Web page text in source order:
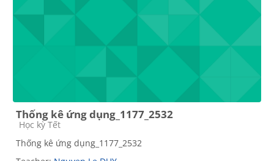
Thống kê ứng dụng_1177_2532
Course category
Học kỳ Tết
Thống kê ứng dụng_1177_2532